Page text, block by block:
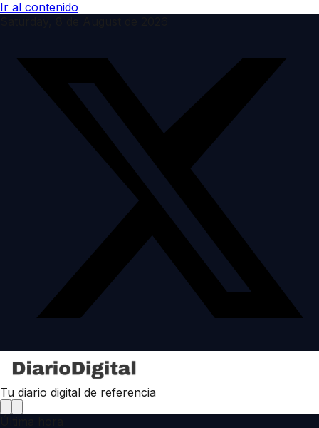
Ir al contenido
Tu diario digital de referencia